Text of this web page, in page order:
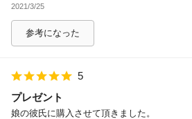
2021/3/25
参考になった
5
プレゼント
娘の彼氏に購入させて頂きました。